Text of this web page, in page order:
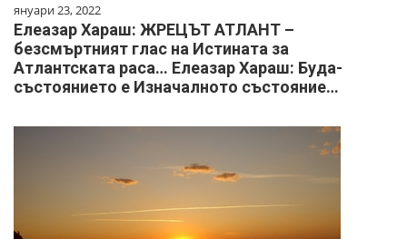
януари 23, 2022
Елеазар Хараш: ЖРЕЦЪТ АТЛАНТ –
безсмъртният глас на Истината за
Атлантската раса… Елеазар Хараш: Буда-
състоянието е Изначалното състояние…